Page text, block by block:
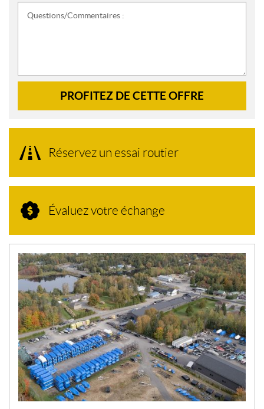
Questions/Commentaires :
PROFITEZ DE CETTE OFFRE
Réservez un essai routier
Évaluez votre échange
N
O
U
V
E
L
L
E
S